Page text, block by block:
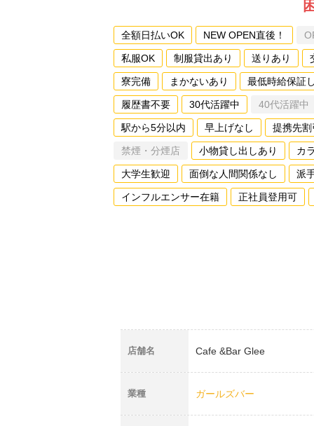
全額日払いOK NEW OPEN直後！
私服OK 制服貸出あり 送りあり
寮完備 まかないあり 最低時給保証
履歴書不要 30代活躍中 40代活躍中
駅から5分以内 早上げなし 提携先
禁煙・分煙店 小物貸し出しあり カ
大学生歓迎 面倒な人間関係なし 派
インフルエンサー在籍 正社員登用可
店舗名 Cafe &Bar Glee
業種 ガールズバー